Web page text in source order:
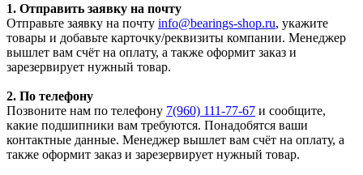
1. Отправить заявку на почту
Отправьте заявку на почту info@bearings-shop.ru, укажите
товары и добавьте карточку/реквизиты компании. Менеджер
вышлет вам счёт на оплату, а также оформит заказ и
зарезервирует нужный товар.
2. По телефону
Позвоните нам по телефону 7(960) 111-77-67 и сообщите,
какие подшипники вам требуются. Понадобятся ваши
контактные данные. Менеджер вышлет вам счёт на оплату, а
также оформит заказ и зарезервирует нужный товар.